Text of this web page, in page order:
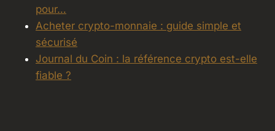
pour…
Acheter crypto-monnaie : guide simple et
sécurisé
Journal du Coin : la référence crypto est-elle
fiable ?